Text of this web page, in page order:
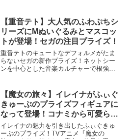
抱きしめたくなる「うさぎコスチューム
ぽってりぬいぐるみ」と、...
【重音テト】大人気のふわぷちシ
リーズにMぬいぐるみとマスコッ
トが登場！セガの注目プライズ！
重音テトのキュートなデフォルメがたま
らないセガの新作プライズ！ネットシー
ンを中心とした音楽カルチャーで根強い
開されます。今回は、お部屋でのディス
プレイにぴったりな存在感...
【魔女の旅々】イレイナがふぃぐ
きゅーぶのプライズフィギュアに
なって登場！コナミから可愛らし
い姿でオンクレに展開！
イレイナの魅力を引き出したふぃぐきゅ
ーぶのプライズ！TVアニメ『魔女の